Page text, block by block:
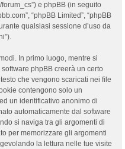
e phpBB (in seguito
“phpBB Limited”, “phpBB
qualsiasi sessione d’uso da
In primo luogo, mentre si
phpBB creerà un certo
che vengono scaricati nei file
contengono solo un
un identificativo anonimo di
automaticamente dal software
si naviga tra gli argomenti di
per memorizzare gli argomenti
la lettura nelle tue visite